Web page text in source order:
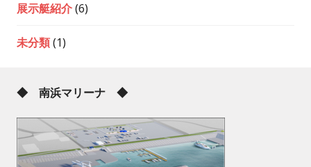
展示艇紹介(6)
未分類(1)
◆ 南浜マリーナ ◆